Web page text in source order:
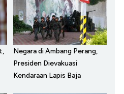
Negara di Ambang Perang,
Presiden Dievakuasi
Kendaraan Lapis Baja